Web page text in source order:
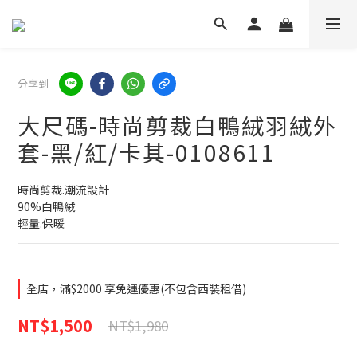
分享到
大尺碼-時尚剪裁白鴨絨羽絨外
套-黑/紅/卡其-0108611
時尚剪裁.潮流設計
90%白鴨絨
輕量.保暖
全店，滿$2000 享免運優惠(不包含西裝租借)
NT$1,500 NT$1,980